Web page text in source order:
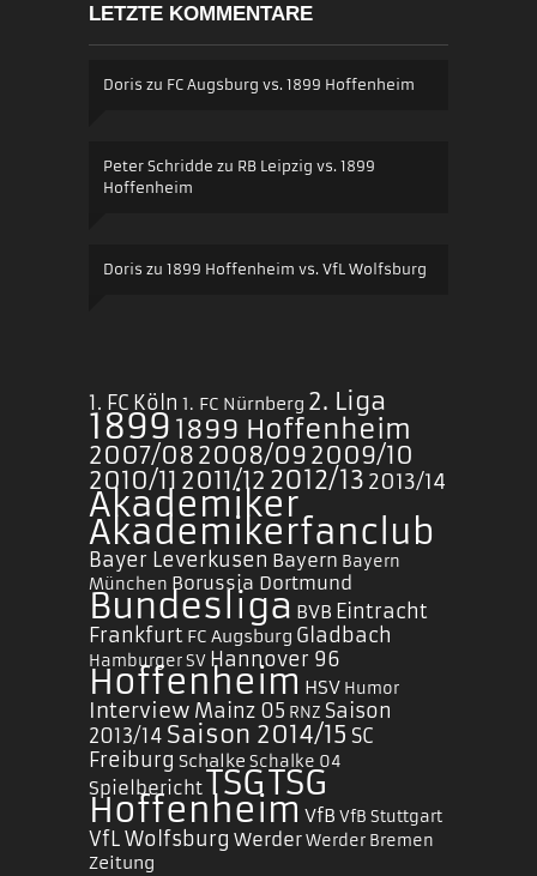
LETZTE KOMMENTARE
Doris zu FC Augsburg vs. 1899 Hoffenheim
Peter Schridde zu RB Leipzig vs. 1899
Hoffenheim
Doris zu 1899 Hoffenheim vs. VfL Wolfsburg
1. FC Köln 1. FC Nürnberg 2. Liga
1899 1899 Hoffenheim
2007/082008/092009/10
2010/11 2011/12 2012/13 2013/14
Akademiker
Akademikerfanclub
Bayer Leverkusen Bayern Bayern
München Borussia Dortmund
Bundesliga BVB Eintracht
Frankfurt FC Augsburg Gladbach
Hamburger SV Hannover 96
Hoffenheim HSV Humor
Interview Mainz 05 RNZ Saison
2013/14 Saison 2014/15 SC
Freiburg Schalke Schalke 04
SpielberichtTSGTSG
Hoffenheim VfB VfB Stuttgart
VfL Wolfsburg WerderWerder Bremen
Zeitung